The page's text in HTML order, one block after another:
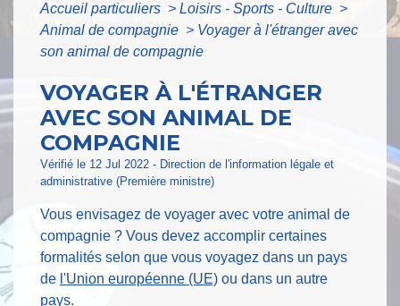
Accueil particuliers > Loisirs - Sports - Culture >
Animal de compagnie > Voyager à l'étranger avec
son animal de compagnie
VOYAGER À L'ÉTRANGER
AVEC SON ANIMAL DE
COMPAGNIE
Vérifié le 12 Jul 2022 - Direction de l'information légale et
administrative (Première ministre)
Vous envisagez de voyager avec votre animal de
compagnie ? Vous devez accomplir certaines
formalités selon que vous voyagez dans un pays
de l'Union européenne (UE) ou dans un autre
pays.